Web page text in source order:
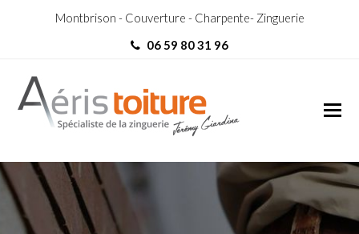
Montbrison - Couverture - Charpente- Zinguerie
06 59 80 31 96
Charpentier Montbrison –